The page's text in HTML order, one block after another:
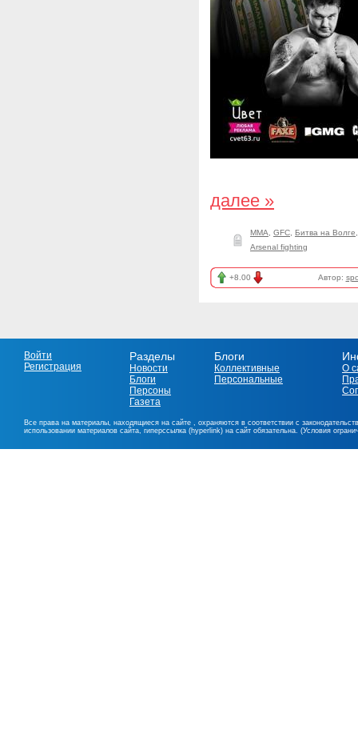
далее »
ММА GFC Битва на Волге
Arsenal fighting
+8.00 Автор:
Войти
Регистрация
Разделы
Новости
Блоги
Персоны
Газета
Блоги
Коллективные
Персональные
О
Все права на материалы, находящиеся на сайте , охраняются в соответствии с
использовании материалов сайта, гиперссылка (hyperlink) на сайт обязательна. (Условия